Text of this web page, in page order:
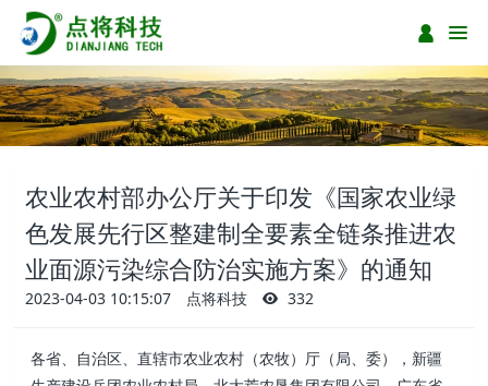
农业农村部办公厅关于印发《国家农业绿
色发展先行区整建制全要素全链条推进农
业面源污染综合防治实施方案》的通知
2023-04-03 10:15:07 点将科技 332
各省、自治区、直辖市农业农村（农牧）厅（局、委），新疆